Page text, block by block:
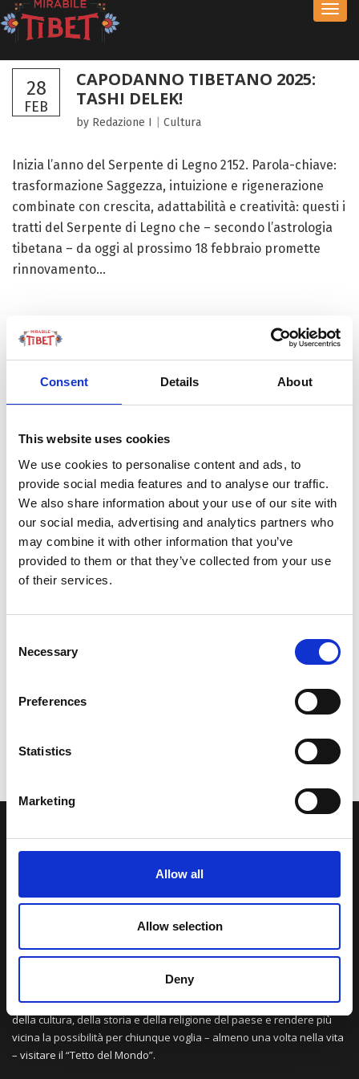
Consent Details About
This website uses cookies
We use cookies to personalise content and ads, to
provide social media features and to analyse our traffic.
We also share information about your use of our site with
our social media, advertising and analytics partners who
may combine it with other information that you’ve
provided to them or that they’ve collected from your use
of their services.
Selection
Necessary
Preferences
Statistics
Marketing
Allow all
Allow selection
Deny
28
FEB
CAPODANNO TIBETANO 2025:
TASHI DELEK!
by Redazione I Cultura
Inizia l’anno del Serpente di Legno 2152. Parola-chiave:
trasformazione Saggezza, intuizione e rigenerazione
combinate con crescita, adattabilità e creatività: questi i
tratti del Serpente di Legno che – secondo l’astrologia
tibetana – da oggi al prossimo 18 febbraio promette
rinnovamento...
FOCUS TIBET
SULLA VETTA DELLO XIZANG, DOVE IL VENTO
LA NOSTRA MISSION
avuto modo di viaggiare e conoscere questa meravigliosa regione.
Una regione affascinante, densa di spiritualità che con i suoi
paesaggi e la sua gente è capace di riempire il cuore.
Attraverso i nostri contributi cercheremo agevolare la conoscenza
della cultura, della storia e della religione del paese e rendere più
vicina la possibilità per chiunque voglia – almeno una volta nella vita
– visitare il “Tetto del Mondo”.